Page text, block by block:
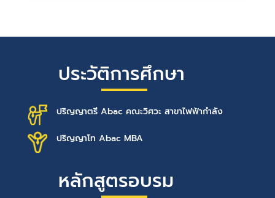
ประวัติการศึกษา
ปริญญาตรี Abac คณะวิศวะ สาขาไฟฟ้ากำลัง
ปริญญาโท Abac MBA
หลักสูตรอบรม